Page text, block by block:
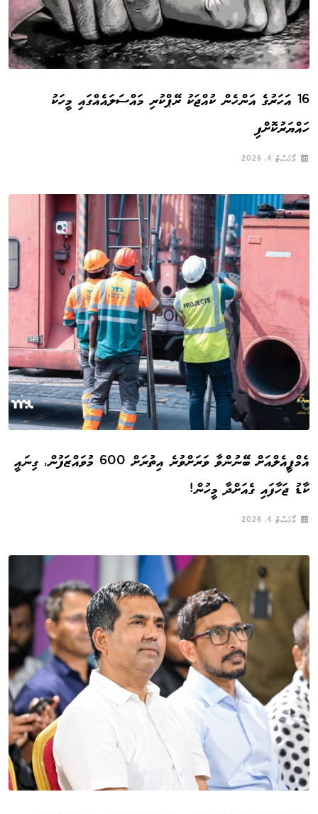
16 އަހަރުގެ އަންހެން ކުއްޖަކު ރޭޕްކުރި މައްސަލައެއްގައި މީހަކު
ހައްޔަރުކޮށްފި
އޯގަސްޓް 4, 2026
އެމްޕީއެލްއަށް ބޭނުންވާ ވަރަށްވުރެ އިތުރަށް 600 މުވައްޒަފުން, ގިނައީ
ކާޑު ޖަހާފައި ގެއަށްދާ މީހުން!
އޯގަސްޓް 4, 2026